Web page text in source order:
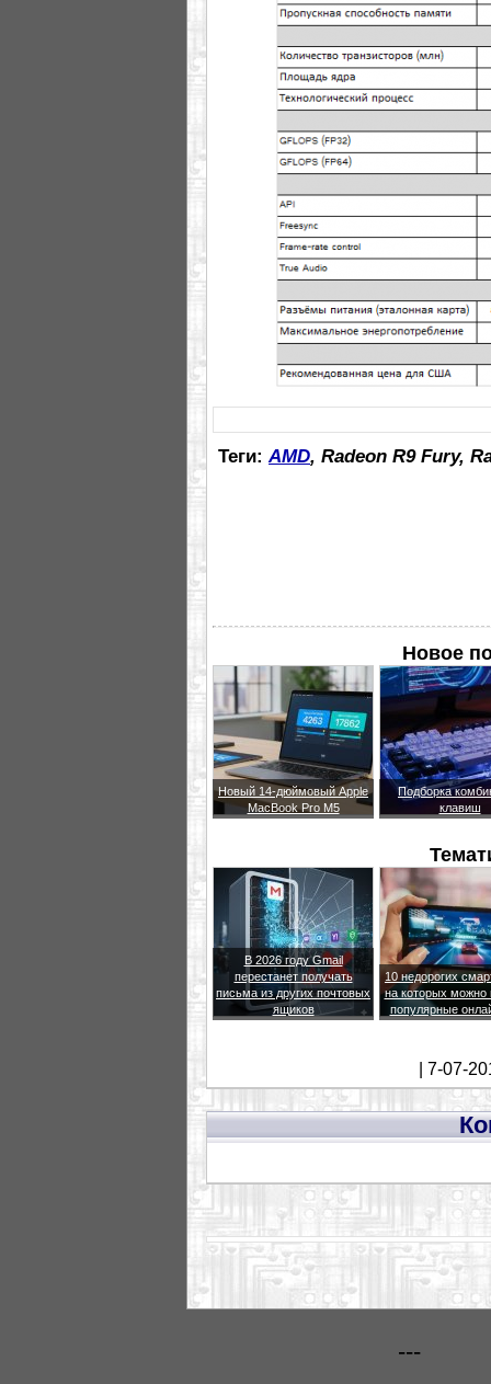
Теги: AMD, Radeon R9 Fury,
Новое
Новый 14-дюймовый Apple
MacBook Pro M5
Подборка
клавиш
В 2026 году Gmail
перестанет получать
письма из других почтовых
ящиков
10 недорогих
на которых можно
популярные
| 7-07-
---